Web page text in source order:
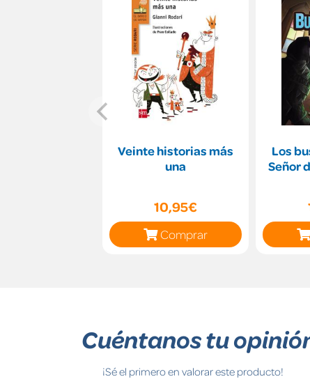
Veinte historias más
una
10,95€
Comprar
Los
Señor
Cuéntanos tu
¡Sé el primero en valorar este producto!